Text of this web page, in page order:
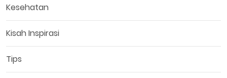
Kesehatan
Kisah Inspirasi
Tips